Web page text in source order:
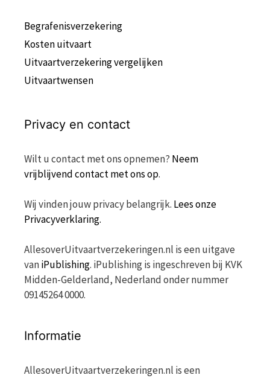
Begrafenisverzekering
Kosten uitvaart
Uitvaartverzekering vergelijken
Uitvaartwensen
Privacy en contact
Wilt u contact met ons opnemen? Neem
vrijblijvend contact met ons op.
Wij vinden jouw privacy belangrijk. Lees onze
Privacyverklaring.
AllesoverUitvaartverzekeringen.nl is een uitgave
vaniPublishing. iPublishing is ingeschreven bij KVK
Midden-Gelderland, Nederland onder nummer
09145264 0000.
Informatie
AllesoverUitvaartverzekeringen.nl is een